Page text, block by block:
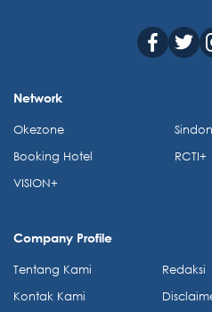
Network
Okezone
Booking Hotel
VISION+
RCTI+
Company Profile
Tentang Kami
Kontak Kami
Redaksi